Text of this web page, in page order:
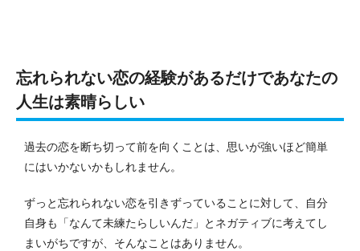
忘れられない恋の経験があるだけであなたの
人生は素晴らしい
過去の恋を断ち切って前を向くことは、思いが強いほど簡単
にはいかないかもしれません。
ずっと忘れられない恋を引きずっていることに対して、自分
自身も「なんて未練たらしいんだ」とネガティブに考えてし
まいがちですが、そんなことはありません。